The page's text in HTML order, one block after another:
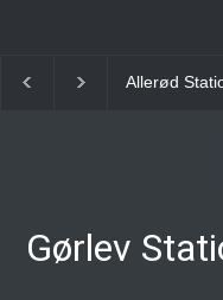
Favrholm
Gørlev